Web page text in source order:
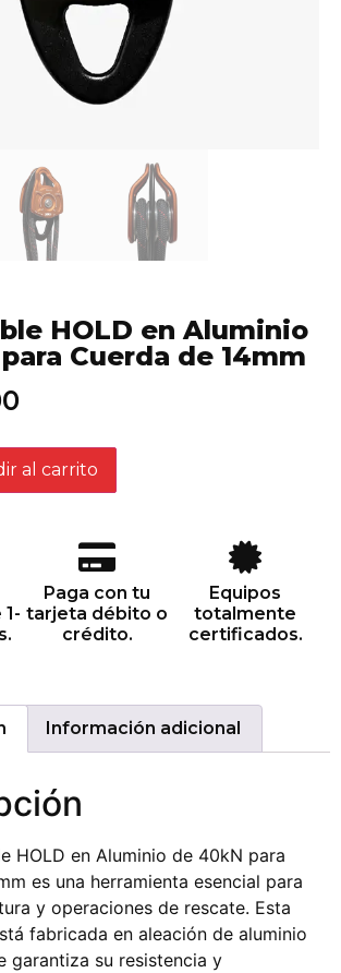
HOLD en Aluminio
Cuerda de 14mm
al carrito
Paga con tu
tarjeta débito o
crédito.
Equipos
totalmente
certificados.
Información adicional
HOLD en Aluminio de 40kN para
es una herramienta esencial para
y operaciones de rescate. Esta
fabricada en aleación de aluminio
garantiza su resistencia y